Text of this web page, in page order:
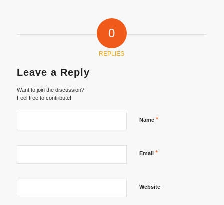
0
REPLIES
Leave a Reply
Want to join the discussion?
Feel free to contribute!
Name *
Email *
Website